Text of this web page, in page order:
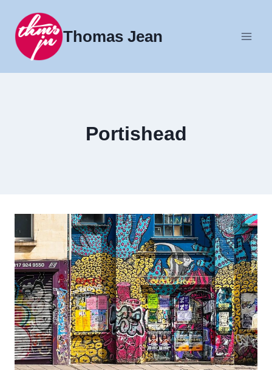
indhold
Thomas Jean
Portishead